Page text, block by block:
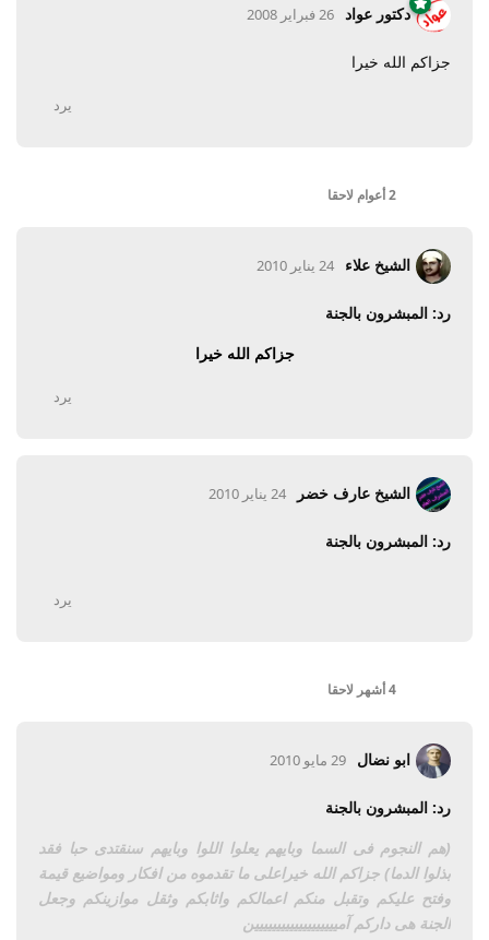
دكتور عواد 26 فبراير 2008
جزاكم الله خيرا
يرد
2 أعوام لاحقا
الشيخ علاء 24 يناير 2010
رد: المبشرون بالجنة
جزاكم الله خيرا
يرد
الشيخ عارف خضر 24 يناير 2010
رد: المبشرون بالجنة
يرد
4 أشهر لاحقا
ابو نضال 29 مايو 2010
رد: المبشرون بالجنة
(هم النجوم فى السما وبايهم يعلوا اللوا وبايهم سنقتدى حبا فقد
بذلوا الدما) جزاكمالله خيراعلى ما تقدموه من افكار ومواضيع قيمة
وفتح عليكم وتقبل منكماعمالكم واثابكم وثقل موازينكم وجعل
الجنة هى داركم آمييييييييييييييييييين